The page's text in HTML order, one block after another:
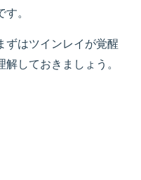
。
ずはツインレイが覚醒
しておきましょう。